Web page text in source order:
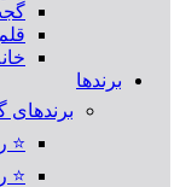
برندها
برندهای
⭐
⭐